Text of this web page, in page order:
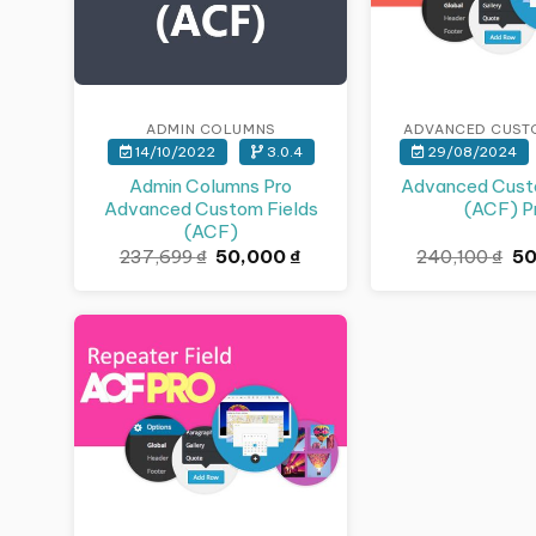
ADMIN COLUMNS
14/10/2022 3.0.4
Admin Columns Pro
Advanced Custom Fields
(ACF)
237,699₫ Giá
gốc
237,699 ₫.
50,000 ₫
là:
50,000 ₫.
ADVANCED
29/08/2024
Advanced
(ACF)
240,100₫